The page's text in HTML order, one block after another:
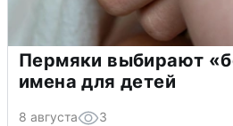
Пермяки выбирают
имена для детей
8 августа 3